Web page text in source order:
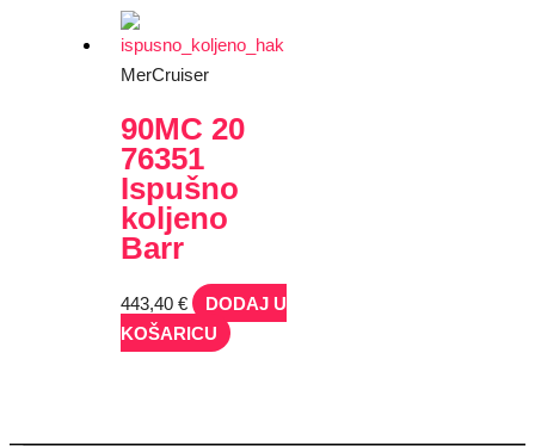
MerCruiser
90MC 20
76351
Ispušno
koljeno
Barr
443,40€
DODAJ U
KOŠARICU